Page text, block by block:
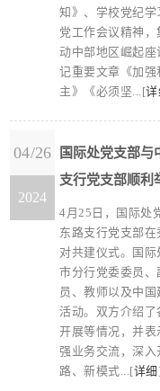
知》、学校党纪
党工作会议精神
动中部地区崛起
记重要文章《加
主》《必须坚...[
04/26
2024
国际处党支部与
支行党支部顺利
4月25日，国际处
东路支行党支部
对共建仪式。国
市分行党委委员
员、教师以及中
活动。双方介绍
开展等情况，并
强业务交流，深
路、新模式...[详细